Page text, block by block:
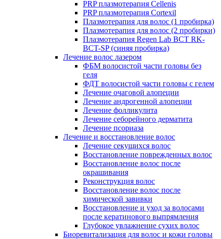
PRP плазмотерапия Cellenis
PRP плазмотерапия Cortexil
Плазмотерапия для волос (1 пробирка)
Плазмотерапия для волос (2 пробирки)
Плазмотерапия Regen Lab BCT RK-
BCT-SP (синяя пробирка)
Лечение волос лазером
ФБМ волосистой части головы без
геля
ФДТ волосистой части головы с гелем
Лечение очаговой алопеции
Лечение андрогенной алопеции
Лечение фолликулита
Лечение себорейного дерматита
Лечение псориаза
Лечение и восстановление волос
Лечение секущихся волос
Восстановление поврежденных волос
Восстановление волос после
окрашивания
Реконструкция волос
Восстановление волос после
химической завивки
Восстановление и уход за волосами
после кератинового выпрямления
Глубокое увлажнение сухих волос
Биоревитализация для волос и кожи головы